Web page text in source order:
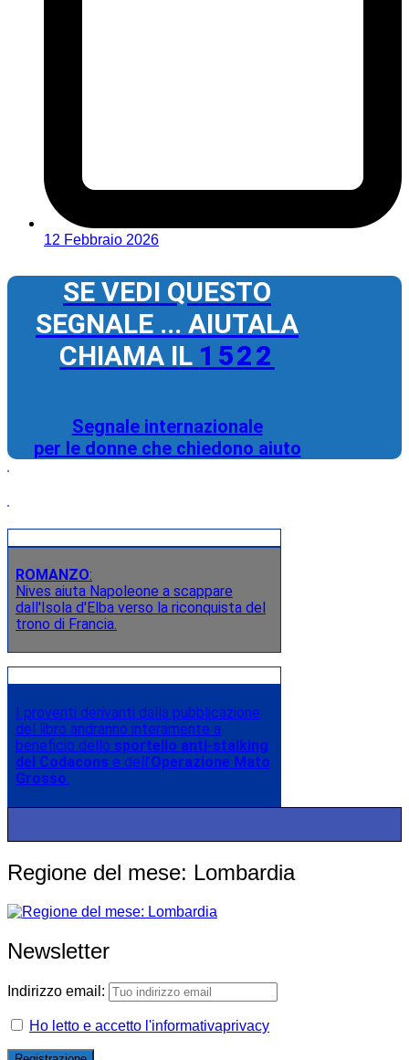
12 Febbraio 2026
SE VEDI QUESTO
SEGNALE ... AIUTALA
CHIAMA IL 1522
Segnale internazionale
per le donne che chiedono aiuto
ROMANZO:
Nives aiuta Napoleone a scappare
dall'Isola d'Elba verso la riconquista del
trono di Francia.
I proventi derivanti dalla pubblicazione
del libro andranno interamente a
beneficio dello sportello anti-stalking
del Codacons e dell’Operazione Mato
Grosso.
Regione del mese: Lombardia
Newsletter
Indirizzo email:
Ho letto e accetto l'informativaprivacy